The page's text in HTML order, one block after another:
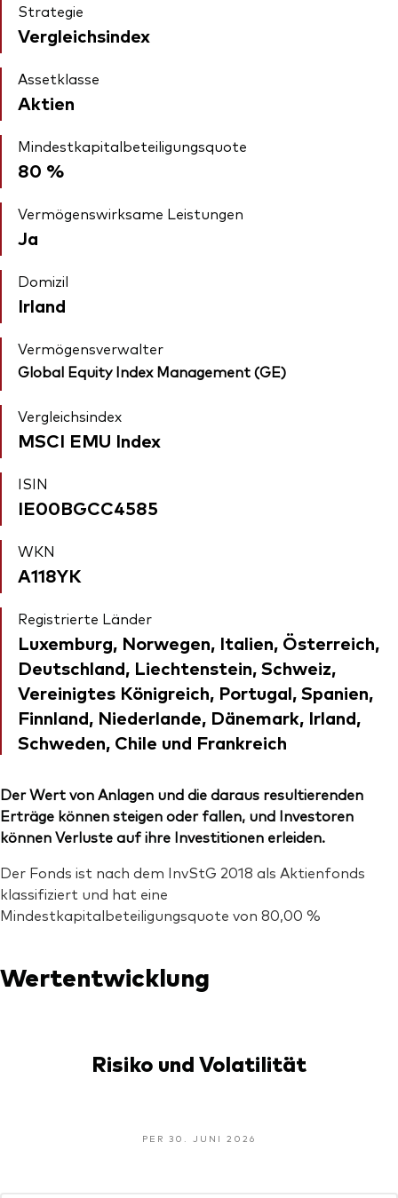
Strategie
Vergleichsindex
Assetklasse
Aktien
Mindestkapitalbeteiligungsquote
80 %
Vermögenswirksame Leistungen
Ja
Domizil
Irland
Vermögensverwalter
Global Equity Index Management (GE)
Vergleichsindex
MSCI EMU Index
ISIN
IE00BGCC4585
WKN
A118YK
Registrierte Länder
Luxemburg, Norwegen, Italien, Österreich,
Deutschland, Liechtenstein, Schweiz,
Vereinigtes Königreich, Portugal, Spanien,
Finnland, Niederlande, Dänemark, Irland,
Schweden, Chile und Frankreich
Der Wert von Anlagen und die daraus resultierenden
Erträge können steigen oder fallen, und Investoren
können Verluste auf ihre Investitionen erleiden.
Der Fonds ist nach dem InvStG 2018 als Aktienfonds
klassifiziert und hat eine
Mindestkapitalbeteiligungsquote von 80,00 %
Wertentwicklung
Risiko und Volatilität
PER 30. JUNI 2026